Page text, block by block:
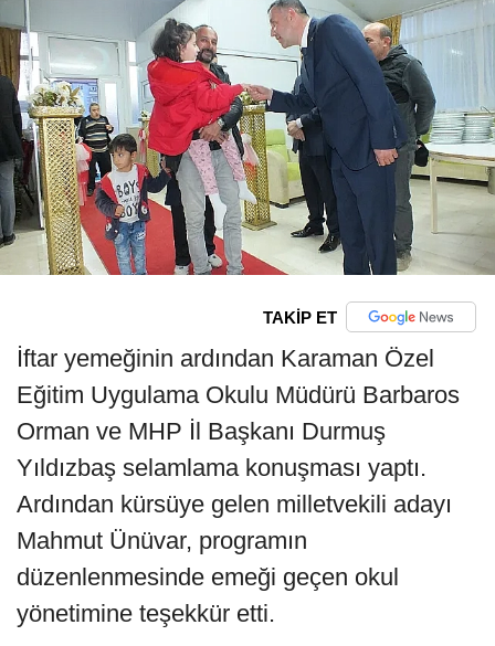
TAKİP ET
İftar yemeğinin ardından Karaman Özel
Eğitim Uygulama Okulu Müdürü Barbaros
Orman ve MHP İl Başkanı Durmuş
Yıldızbaş selamlama konuşması yaptı.
Ardından kürsüye gelen milletvekili adayı
Mahmut Ünüvar, programın
düzenlenmesinde emeği geçen okul
yönetimine teşekkür etti.